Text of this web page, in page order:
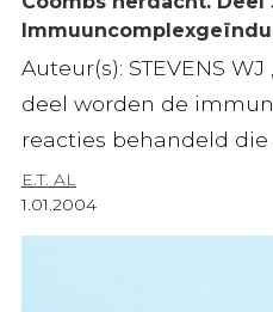
Auteur(s): STEVENS
deel worden de
reacties behandeld die ...
E.T. AL
1.01.2004